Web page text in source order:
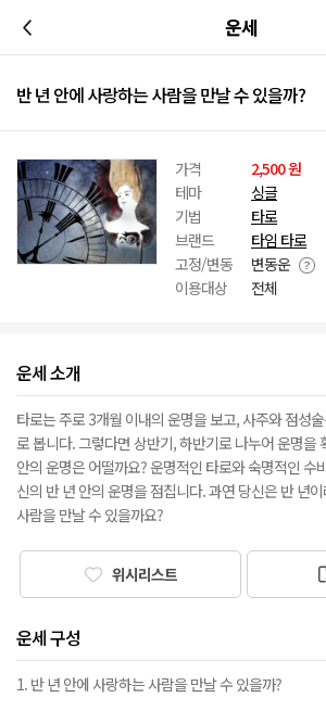
운세
반 년 안에 사랑하는 사람을 만날 수 있을까?
가격
2,500 원
테마
싱글
기법
타로
브랜드
타임 타로
고정/변동
변동운
이용대상
전체
운세 소개
타로는 주로 3개월 이내의 운명을 보고, 사주와 점성
로 봅니다. 그렇다면 상반기, 하반기로 나누어 운명을
안의 운명은 어떨까요? 운명적인 타로와 숙명적인 수
신의 반 년 안의 운명을 점칩니다. 과연 당신은 반 년
사람을 만날 수 있을까요?
위시리스트
운세 구성
1. 반 년 안에 사랑하는 사람을 만날 수 있을까?